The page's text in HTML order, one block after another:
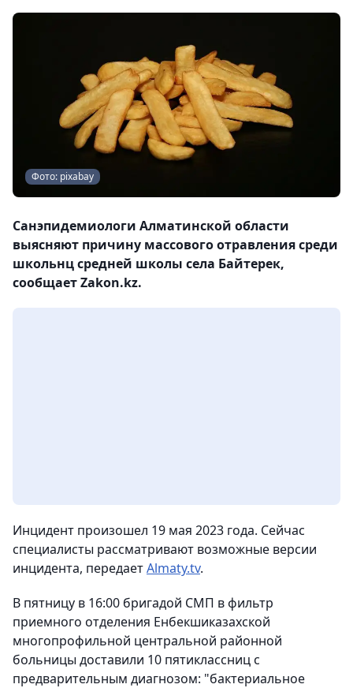
Фото: pixabay
Санэпидемиологи Алматинской области
выясняют причину массового отравления среди
школьнц средней школы села Байтерек,
сообщает Zakon.kz.
Инцидент произошел 19 мая 2023 года. Сейчас
специалисты рассматривают возможные версии
инцидента, передаетAlmaty.tv.
В пятницу в 16:00 бригадой СМП в фильтр
приемного отделения Енбекшиказахской
многопрофильной центральной районной
больницы доставили 10 пятиклассниц с
предварительным диагнозом: "бактериальное